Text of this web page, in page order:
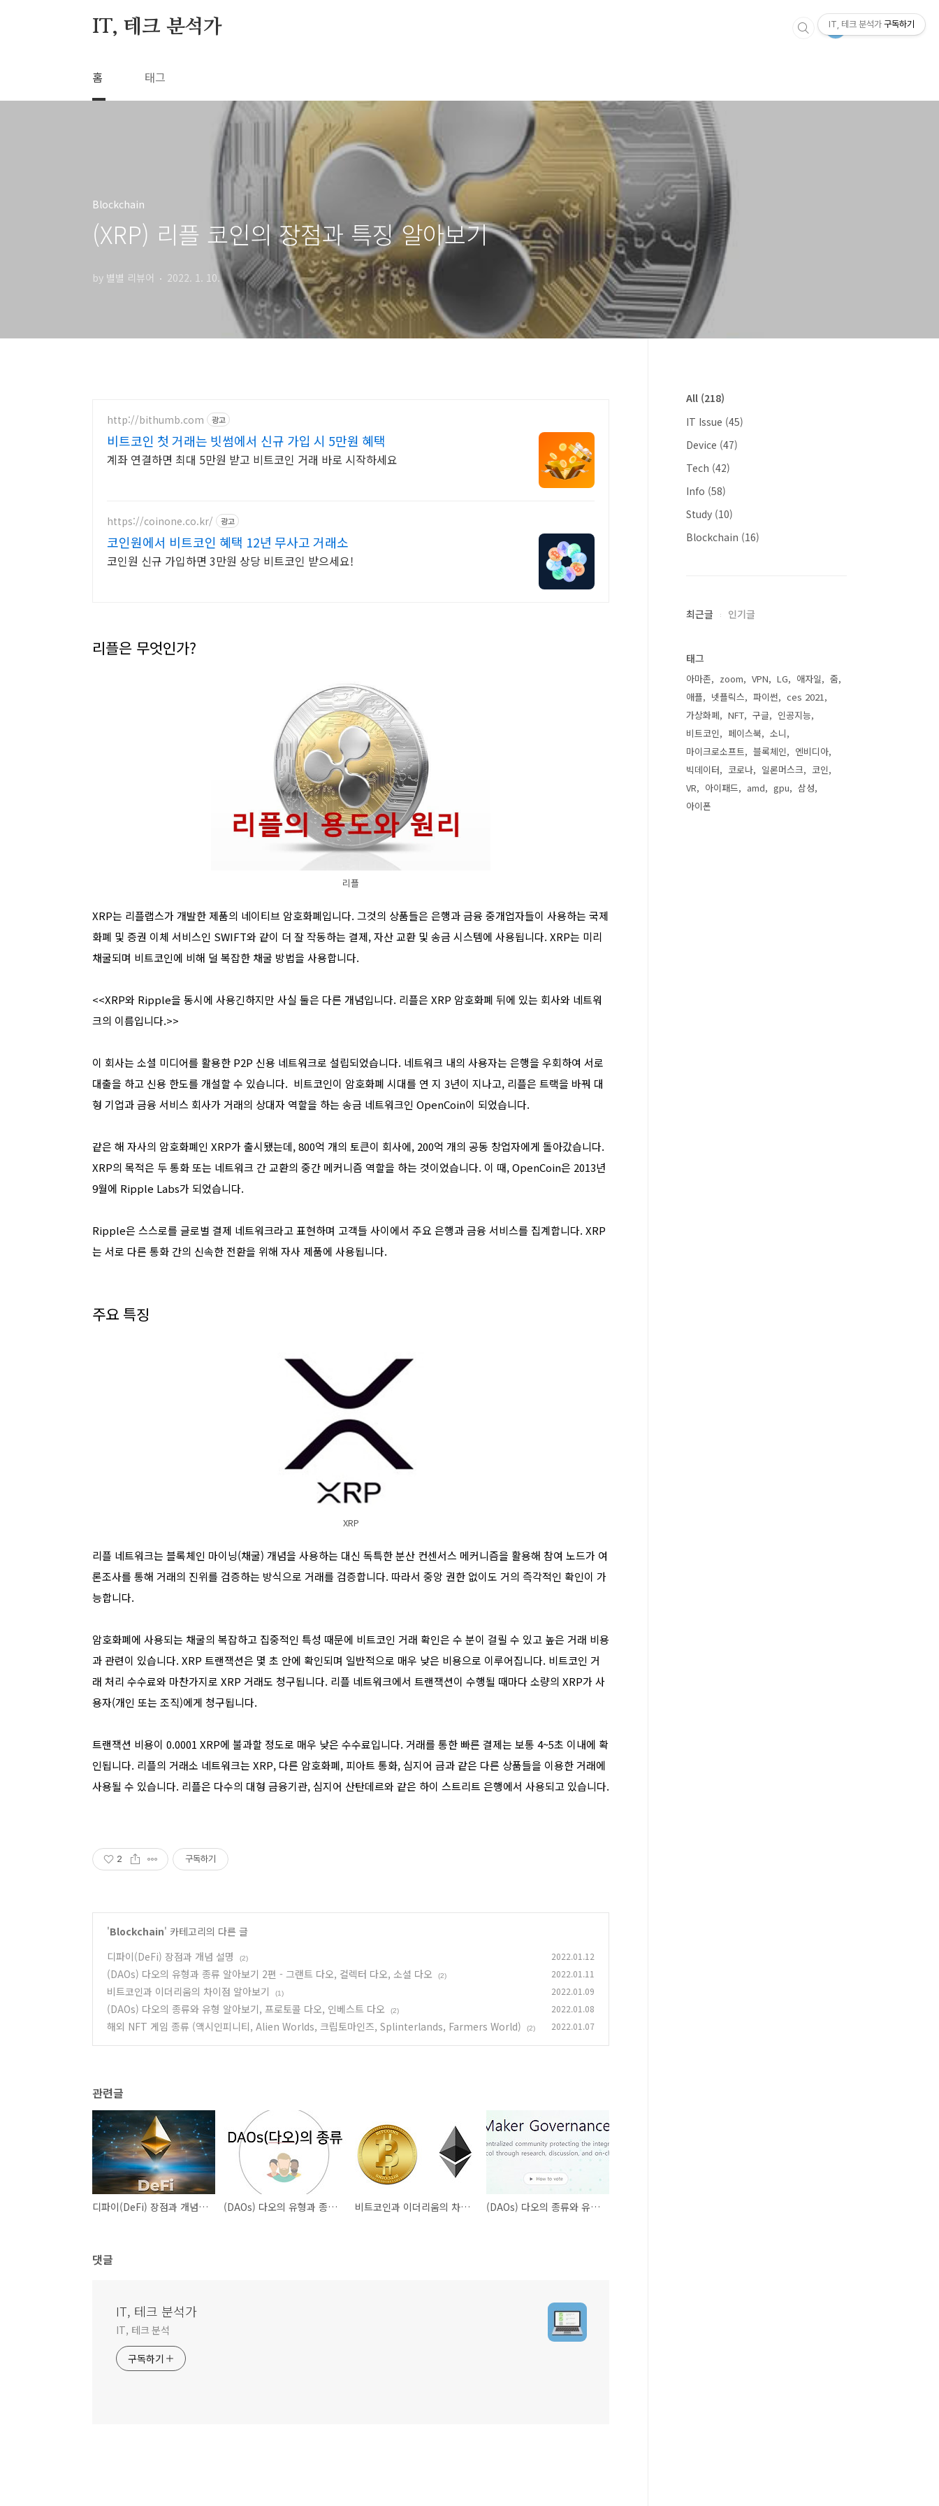
IT, 테크 분석가
홈 태그
Blockchain
(XRP) 리플 코인의 장점과 특징 알아보기
by 별별 리뷰어 2022. 1. 10.
http://bithumb.com 광고
비트코인 첫 거래는 빗썸에서 신규 가입 시 5만원 혜택
계좌 연결하면 최대 5만원 받고 비트코인 거래 바로 시작하세요
https://coinone.co.kr/ 광고
코인원에서 비트코인 혜택 12년 무사고 거래소
코인원 신규 가입하면 3만원 상당 비트코인 받으세요!
리플은 무엇인가?
리플
XRP는 리플랩스가 개발한 제품의 네이티브 암호화폐입니다. 그것의 상품들은 은행과 금융 중개업자들이 사용하는 국제
화폐 및 증권 이체 서비스인 SWIFT와 같이 더 잘 작동하는 결제, 자산 교환 및 송금 시스템에 사용됩니다. XRP는 미리
채굴되며 비트코인에 비해 덜 복잡한 채굴 방법을 사용합니다.
<<XRP와 Ripple을 동시에 사용긴하지만 사실 둘은 다른 개념입니다. 리플은 XRP 암호화폐 뒤에 있는 회사와 네트워
크의 이름입니다.>>
이 회사는 소셜 미디어를 활용한 P2P 신용 네트워크로 설립되었습니다. 네트워크 내의 사용자는 은행을 우회하여 서로
대출을 하고 신용 한도를 개설할 수 있습니다. 비트코인이 암호화폐 시대를 연 지 3년이 지나고, 리플은 트랙을 바꿔 대
형 기업과 금융 서비스 회사가 거래의 상대자 역할을 하는 송금 네트워크인 OpenCoin이 되었습니다.
같은 해 자사의 암호화폐인 XRP가 출시됐는데, 800억 개의 토큰이 회사에, 200억 개의 공동 창업자에게 돌아갔습니다.
XRP의 목적은 두 통화 또는 네트워크 간 교환의 중간 메커니즘 역할을 하는 것이었습니다. 이 때, OpenCoin은 2013년
9월에 Ripple Labs가 되었습니다.
Ripple은 스스로를 글로벌 결제 네트워크라고 표현하며 고객들 사이에서 주요 은행과 금융 서비스를 집계합니다. XRP
는 서로 다른 통화 간의 신속한 전환을 위해 자사 제품에 사용됩니다.
주요 특징
XRP
리플 네트워크는 블록체인 마이닝(채굴) 개념을 사용하는 대신 독특한 분산 컨센서스 메커니즘을 활용해 참여 노드가 여
론조사를 통해 거래의 진위를 검증하는 방식으로 거래를 검증합니다. 따라서 중앙 권한 없이도 거의 즉각적인 확인이 가
능합니다.
암호화폐에 사용되는 채굴의 복잡하고 집중적인 특성 때문에 비트코인 거래 확인은 수 분이 걸릴 수 있고 높은 거래 비용
과 관련이 있습니다. XRP 트랜잭션은 몇 초 안에 확인되며 일반적으로 매우 낮은 비용으로 이루어집니다. 비트코인 거
래 처리 수수료와 마찬가지로 XRP 거래도 청구됩니다. 리플 네트워크에서 트랜잭션이 수행될 때마다 소량의 XRP가 사
용자(개인 또는 조직)에게 청구됩니다.
트랜잭션 비용이 0.0001 XRP에 불과할 정도로 매우 낮은 수수료입니다. 거래를 통한 빠른 결제는 보통 4~5초 이내에 확
인됩니다. 리플의 거래소 네트워크는 XRP, 다른 암호화폐, 피아트 통화, 심지어 금과 같은 다른 상품들을 이용한 거래에
사용될 수 있습니다. 리플은 다수의 대형 금융기관, 심지어 산탄데르와 같은 하이 스트리트 은행에서 사용되고 있습니다.
2 구독하기
'Blockchain' 카테고리의 다른 글
디파이(DeFi) 장점과 개념 설명
(2) 2022.01.12
(DAOs) 다오의 유형과 종류 알아보기 2편 - 그랜트 다오, 컬렉터 다오, 소셜 다오 (2) 2022.01.11
비트코인과 이더리움의 차이점 알아보기 (1) 2022.01.09
(DAOs) 다오의 종류와 유형 알아보기, 프로토콜 다오, 인베스트 다오 (2) 2022.01.08
해외 NFT 게임 종류 (액시인피니티, Alien Worlds, 크립토마인즈, Splinterlands, Farmers World) (2) 2022.01.07
관련글
디파이(DeFi) 장점과 개념 설명 (DAOs) 다오의 유형과 종류 알아보기 2편 - 그랜트 다오, 컬렉터 다오, 소셜 다오 비트코인과 이더리움의 차이점 알아보기 (DAOs) 다오의 종류와 유형 알아보기, 프로토콜 다오, 인베스트 다오
댓글
IT, 테크 분석가
IT, 테크 분석
구독하기
All (218)
IT Issue (45)
Device (47)
Tech (42)
Info (58)
Study (10)
Blockchain (16)
최근글 인기글
태그
아마존 zoom VPN LG 애자일
줌
애플
넷플릭스 파이썬
ces 2021
가상화폐
NFT 구글
인공지능
비트코인
페이스북
소니
마이크로소프트
블록체인
엔비디아
빅데이터
코로나 일론머스크
코인
VR
아이패드 amd gpu
삼성
아이폰
IT, 테크 분석가 구독하기